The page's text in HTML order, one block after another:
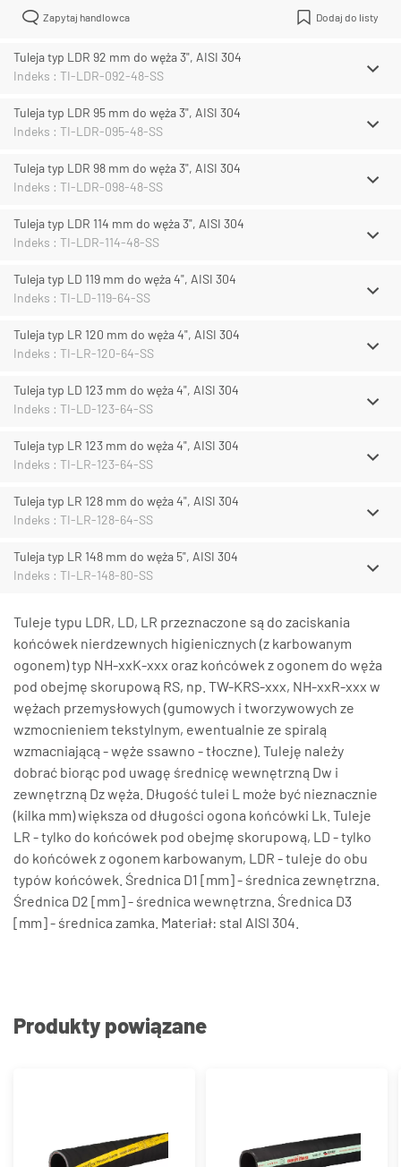
Zapytaj handlowca Dodaj do listy
Tuleja typ LDR 92 mm do węża 3", AISI 304
Indeks : TI-LDR-092-48-SS
Tuleja typ LDR 95 mm do węża 3", AISI 304
Indeks : TI-LDR-095-48-SS
Tuleja typ LDR 98 mm do węża 3", AISI 304
Indeks : TI-LDR-098-48-SS
Tuleja typ LDR 114 mm do węża 3", AISI 304
Indeks : TI-LDR-114-48-SS
Tuleja typ LD 119 mm do węża 4", AISI 304
Indeks : TI-LD-119-64-SS
Tuleja typ LR 120 mm do węża 4", AISI 304
Indeks : TI-LR-120-64-SS
Tuleja typ LD 123 mm do węża 4", AISI 304
Indeks : TI-LD-123-64-SS
Tuleja typ LR 123 mm do węża 4", AISI 304
Indeks : TI-LR-123-64-SS
Tuleja typ LR 128 mm do węża 4", AISI 304
Indeks : TI-LR-128-64-SS
Tuleja typ LR 148 mm do węża 5", AISI 304
Indeks : TI-LR-148-80-SS
Tuleje typu LDR, LD, LR przeznaczone są do zaciskania
końcówek nierdzewnych higienicznych (z karbowanym
ogonem) typ NH-xxK-xxx oraz końcówek z ogonem do węża
pod obejmę skorupową RS, np. TW-KRS-xxx, NH-xxR-xxx w
wężach przemysłowych (gumowych i tworzywowych ze
wzmocnieniem tekstylnym, ewentualnie ze spiralą
wzmacniającą - węże ssawno - tłoczne). Tuleję należy
dobrać biorąc pod uwagę średnicę wewnętrzną Dw i
zewnętrzną Dz węża. Długość tulei L może być nieznacznie
(kilka mm) większa od długości ogona końcówki Lk. Tuleje
LR - tylko do końcówek pod obejmę skorupową, LD - tylko
do końcówek z ogonem karbowanym, LDR - tuleje do obu
typów końcówek. Średnica D1 [mm] - średnica zewnętrzna.
Średnica D2 [mm] - średnica wewnętrzna. Średnica D3
[mm] - średnica zamka. Materiał: stal AISI 304.
Produkty powiązane